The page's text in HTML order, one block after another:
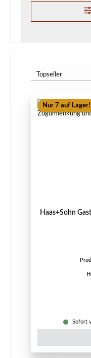
Nur 7 auf Lager!
Haas+Sohn
Sofort